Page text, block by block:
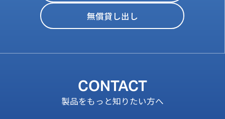
無償貸し出し
CONTACT
製品をもっと知りたい方へ